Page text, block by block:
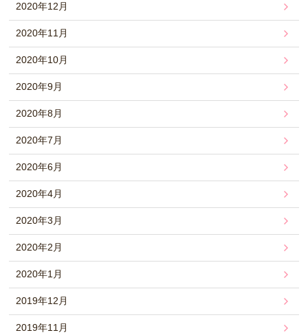
2020年12月
2020年11月
2020年10月
2020年9月
2020年8月
2020年7月
2020年6月
2020年4月
2020年3月
2020年2月
2020年1月
2019年12月
2019年11月